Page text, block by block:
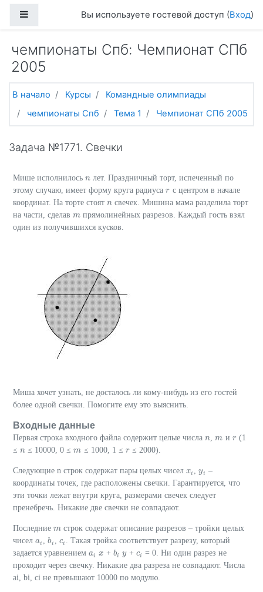
Боковая панельВы используете гостевой доступ (Вход)
чемпионаты Спб: Чемпионат СПб
2005
В начало Курсы
Командные олимпиады
чемпионаты Спб
Тема 1 Чемпионат СПб 2005
Задача №1771. Свечки
Мише исполнилось n
n лет. Праздничный торт, испеченный по
этому случаю, имеет форму круга радиуса r
r с центром в начале
координат. На торте стоят n
n свечек. Мишина мама разделила торт
на части, сделав m
m прямолинейных разрезов. Каждый гость взял
один из получившихся кусков.
Миша хочет узнать, не досталось ли кому-нибудь из его гостей
более одной свечки. Помогите ему это выяснить.
Входные данные
Первая строка входного файла содержит целые числа n
n ,m
m и r
r (1
≤ n
n ≤ 10000, 0 ≤m
m ≤ 1000, 1 ≤ r
r ≤ 2000).
Следующие n строк содержат пары целых чисел xi
xi ,yi
yi –
координаты точек, где расположены свечки. Гарантируется, что
эти точки лежат внутри круга, размерами свечек следует
пренебречь. Никакие две свечки не совпадают.
Последние m
m строк содержат описание разрезов – тройки целых
чисел ai
ai ,bi
bi , ci
ci . Такая тройка соответствует разрезу, который
задается уравнением ai
ai x
x + bi
bi y
y+ ci
ci = 0. Ни один разрез не
проходит через свечку. Никакие два разреза не совпадают. Числа
ai, bi, ci не превышают 10000 по модулю.